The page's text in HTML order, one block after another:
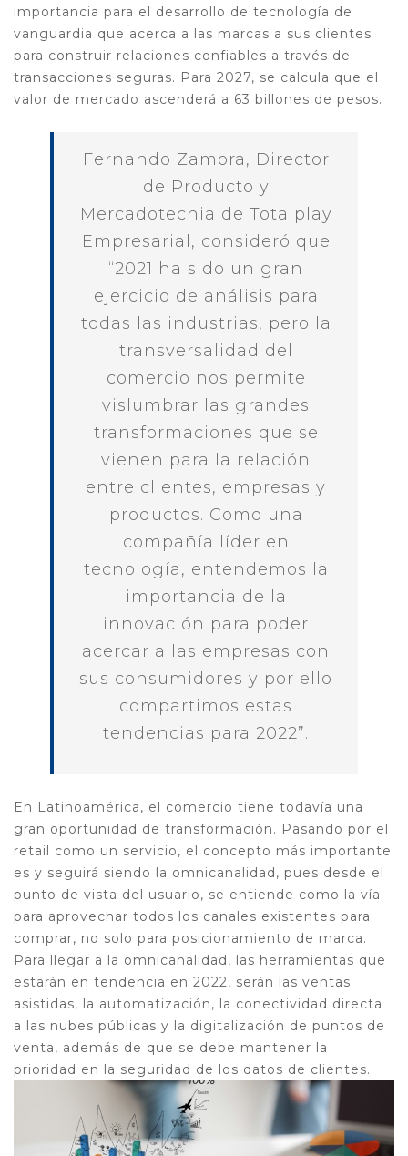
importancia para el desarrollo de tecnología de
vanguardia que acerca a las marcas a sus clientes
para construir relaciones confiables a través de
transacciones seguras. Para 2027, se calcula que el
valor de mercado ascenderá a 63 billones de pesos.
Fernando Zamora, Director
de Producto y
Mercadotecnia de Totalplay
Empresarial, consideró que
“2021 ha sido un gran
ejercicio de análisis para
todas las industrias, pero la
transversalidad del
comercio nos permite
vislumbrar las grandes
transformaciones que se
vienen para la relación
entre clientes, empresas y
productos. Como una
compañía líder en
tecnología, entendemos la
importancia de la
innovación para poder
acercar a las empresas con
sus consumidores y por ello
compartimos estas
tendencias para 2022”.
En Latinoamérica, el comercio tiene todavía una
gran oportunidad de transformación. Pasando por el
retail como un servicio, el concepto más importante
es y seguirá siendo la omnicanalidad, pues desde el
punto de vista del usuario, se entiende como la vía
para aprovechar todos los canales existentes para
comprar, no solo para posicionamiento de marca.
Para llegar a la omnicanalidad, las herramientas que
estarán en tendencia en 2022, serán las ventas
asistidas, la automatización, la conectividad directa
a las nubes públicas y la digitalización de puntos de
venta, además de que se debe mantener la
prioridad en la seguridad de los datos de clientes.